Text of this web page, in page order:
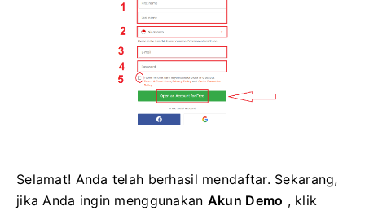
Selamat! Anda telah berhasil mendaftar. Sekarang,
jika Anda ingin menggunakan Akun Demo , klik